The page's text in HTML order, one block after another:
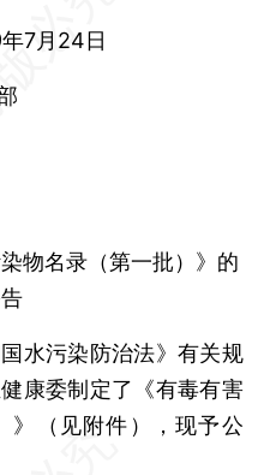
7月24日
物名录（第一批）》的
污染防治法》有关规
康委制定了《有毒有害
》（见附件），现予公